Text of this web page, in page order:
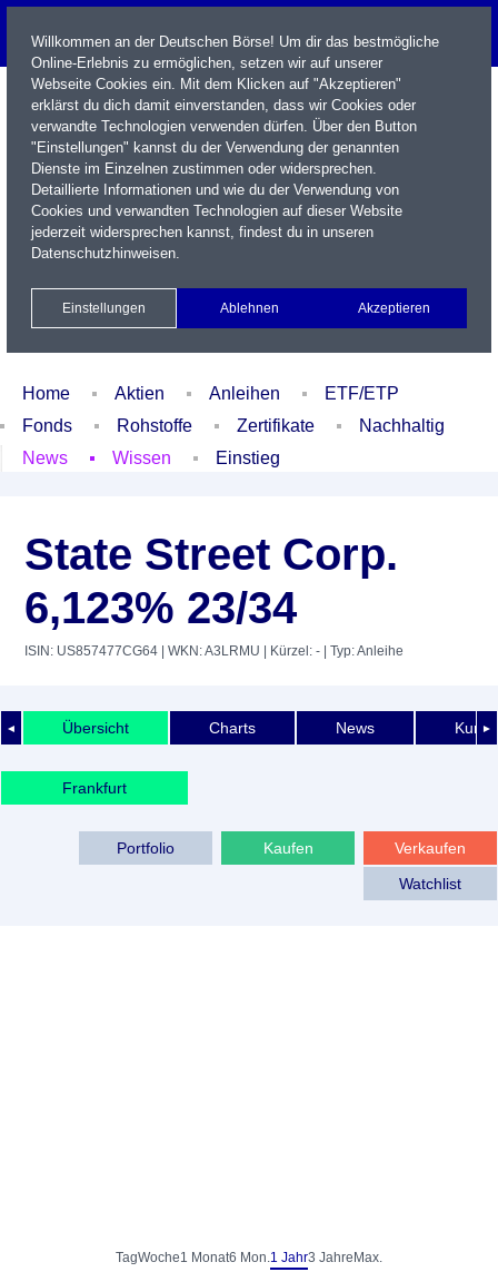
Name / WKN / ISIN / Kürzel
Xetra Realtime
Watchlist Portfolio Login
Home Aktien Anleihen
ETF/ETP
Fonds
Rohstoffe Zertifikate
Nachhaltig
News
Wissen Einstieg
State Street Corp.
6,123% 23/34
ISIN: US857477CG64 | WKN: A3LRMU | Kürzel: - | Typ: Anleihe
◄ ►
Übersicht Charts News
Frankfurt
Verkaufen
Kaufen
Portfolio
Watchlist
TagWoche1 Monat6 Mon.1 Jahr3 Jahre Max.
Willkommen an der Deutschen Börse! Um dir das bestmögliche
Online-Erlebnis zu ermöglichen, setzen wir auf unserer
Webseite Cookies ein. Mit dem Klicken auf "Akzeptieren"
erklärst du dich damit einverstanden, dass wir Cookies oder
verwandte Technologien verwenden dürfen. Über den Button
"Einstellungen" kannst du der Verwendung der genannten
Dienste im Einzelnen zustimmen oder widersprechen.
Detaillierte Informationen und wie du der Verwendung von
Cookies und verwandten Technologien auf dieser Website
jederzeit widersprechen kannst, findest du in unseren
Datenschutzhinweisen.
Einstellungen Ablehnen Akzeptieren